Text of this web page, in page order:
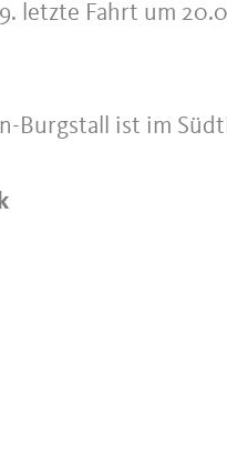
letzte Fahrt um
Burgstall ist im